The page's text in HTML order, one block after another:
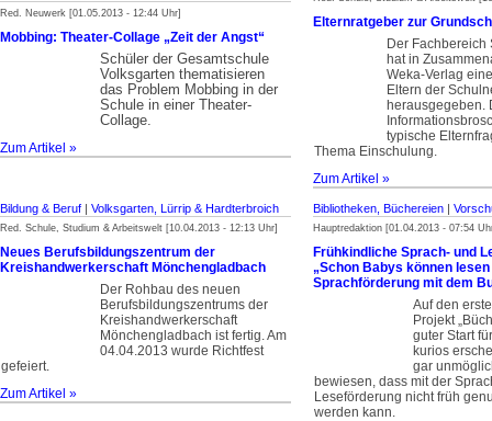
Red. Neuwerk [01.05.2013 - 12:44 Uhr]
Mobbing: Theater-Collage „Zeit der Angst“
Schüler der Gesamtschule
Volksgarten thematisieren
das Problem Mobbing in der
Schule in einer Theater-
Collage.
Zum Artikel »
Elternratgeber zur
Der Fachbereich
hat in
Weka-Verlag
Eltern der
herausgegeben.
typische
Thema Einschulung.
Zum Artikel »
Bildung & Beruf | Volksgarten, Lürrip & Hardterbroich
Red. Schule, Studium & Arbeitswelt [10.04.2013 - 12:13 Uhr]
Neues Berufsbildungszentrum der
Kreishandwerkerschaft Mönchengladbach
Der Rohbau des neuen
Berufsbildungszentrums der
Kreishandwerkerschaft
Mönchengladbach ist fertig. Am
04.04.2013 wurde Richtfest
gefeiert.
Zum Artikel »
Bibliotheken, Büchereien |
Hauptredaktion [01.04.2013 - 07:54
Frühkindliche Sprach- und
„Schon Babys können
Sprachförderung mit dem
Auf den
Projekt
guter Start
kurios
gar
bewiesen, dass mit der
Leseförderung nicht früh
werden kann.